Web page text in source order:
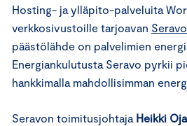
Hosting- ja ylläpito-palveluita
verkkosivustoille tarjoavan
päästölähde on palvelimien
Energiankulutusta Seravo pyrkii
hankkimalla mahdollisimman
Seravon toimitusjohtaja Heikki